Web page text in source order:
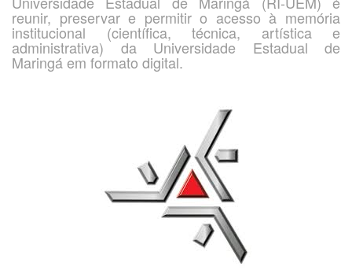
reunir, preservar e permitir o acesso à memória
institucional (científica, técnica, artística e
administrativa) da Universidade Estadual de
Maringá em formato digital.